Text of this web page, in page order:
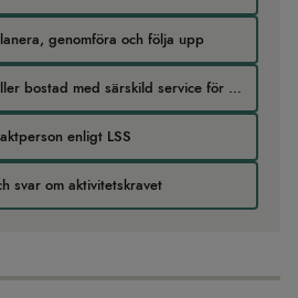
genomföra och följa upp
Boende i familjehem eller bostad med särskild service för barn eller ungdomar
enligt LSS
svar om aktivitetskravet